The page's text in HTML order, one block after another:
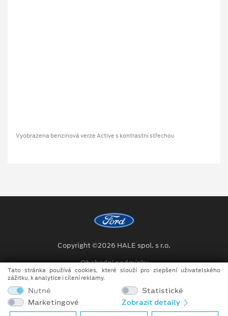
Vyobrazena benzinová verze Active s kontrastní střechou
Copyright ©2026 HALE spol. s r.o.
Obchodní podmínky
Ochrana osobních údajů
Prohlášení o zpracování údajů konečných zákazníků
Tato stránka používá cookies, které slouží pro zlepšení uživatelského
zážitku, k analytice i cílení reklamy.
Nutné
Statistické
Marketingové
Zobrazit detaily